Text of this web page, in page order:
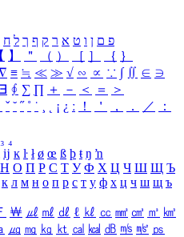
פ ם ן ו ט א ר ק ף ך ל ח
】 ＂ （ ） ［ ］ ｛ ｝
≡ ≒ ≪ ≫ √ ∽ ∝ ∵ ∫ ∬ ∈ ∋
∃ ∮ ∑ ∏ ＋ － ＜ ＝
＞
ˇ ˘ ˝ ˚ ˙ ¸ ¡ ¿ ː ！ ＇ ， ． ／
：
₃ ₄
ĳ ĸ ŀ ł ø œ ß þ ŧ ŋ ŉ
Н О П Р С Т У Ф Х Ц Ч Ш Щ Ъ
к л м н о п р с т у ф х ц ч ш щ ъ
￦ ㎕ ㎖ ㎗ ℓ ㎘ ㏄ ㎣ ㎤ ㎥ ㎦
㎍ ㎎ ㎏ ㏏ ㎈ ㎉ ㏈ ㎧ ㎨ ㎰